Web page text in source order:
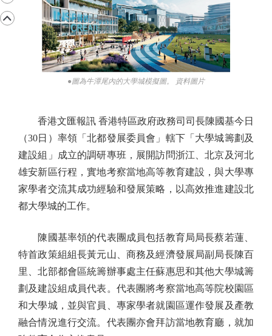
●圖為牛潭尾內的大學城模擬圖。 資料圖片
香港文匯報訊 香港特區政府政務司司長陳國基今日
（30日）率領「北都發展委員會」轄下「大學城籌劃及
建設組」成立的調研專班，展開訪問浙江、北京及河北
雄安新區行程，實地考察當地高等教育建設，與大學專
家學者交流其成功經驗和發展策略，以高效推進建設北
都大學城的工作。
陳國基率領的代表團成員包括教育局局長蔡若蓮、
特首政策組組長黃元山、商務及經濟發展局副局長陳百
里、北部都會區統籌辦事處主任蘇惠思和其他大學城籌
劃及建設組成員代表。代表團將考察當地高等院校園區
和大學城，並與官員、專家學者就園區運作發展及產教
融合情況進行交流。代表團亦會拜訪當地教育廳，就加